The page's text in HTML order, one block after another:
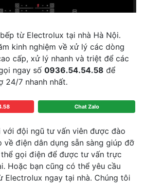
từ Electrolux tại nhà Hà Nội.
kinh nghiệm về xử lý các dòng
cấp, xử lý nhanh và triệt để các
ngay số 0936.54.54.58 để
24/7 nhanh nhất.
Chat Zalo
đội ngũ tư vấn viên được đào
về điện dân dụng sẵn sàng giúp đỡ
gọi điện để được tư vấn trực
Hoặc bạn cũng có thể yêu cầu
Electrolux ngay tại nhà. Chúng tôi